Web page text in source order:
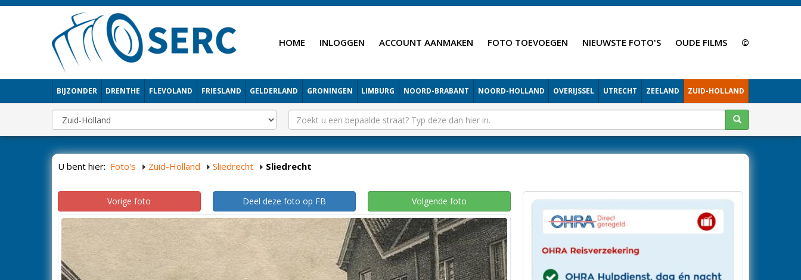
HOME INLOGGEN ACCOUNT AANMAKEN FOTO TOEVOEGEN NIEUWSTE FOTO'S OUDE FILMS ©
BIJZONDER DRENTHE FLEVOLAND FRIESLAND GELDERLAND GRONINGEN LIMBURG NOORD-BRABANT NOORD-HOLLAND OVERIJSSEL UTRECHT ZEELAND ZUID-HOLLAND
U bent hier: Foto's Zuid-Holland Sliedrecht Sliedrecht
Vorige foto Deel deze foto op FB Volgende foto